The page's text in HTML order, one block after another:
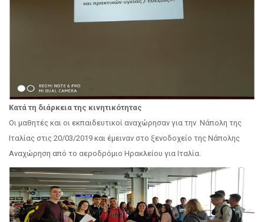
Κατά τη διάρκεια της κινητικότητας
Οι μαθητές και οι εκπαιδευτικοί αναχώρησαν για την Νάπολη της
Ιταλίας στις 20/03/2019 και έμειναν στο ξενοδοχείο της Νάπολης
Αναχώρηση από το αεροδρόμιο Ηρακλείου για Ιταλία.